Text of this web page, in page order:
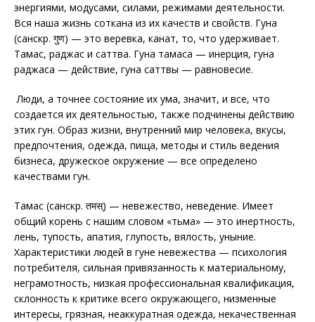
энергиями, модусами, силами, режимами деятельности.
Вся наша жизнь соткана из их качеств и свойств. Гуна
(санскр. गुण) — это веревка, канат, то, что удерживает.
Тамас, раджас и саттва. Гуна тамаса — инерция, гуна
раджаса — действие, гуна саттвы — равновесие.
Люди, а точнее состояние их ума, значит, и все, что
создается их деятельностью, также подчинены действию
этих гун. Образ жизни, внутренний мир человека, вкусы,
предпочтения, одежда, пища, методы и стиль ведения
бизнеса, дружеское окружение — все определено
качествами гун.
Тамас (санскр. तमस्) — невежество, неведение. Имеет
общий корень с нашим словом «тьма» — это инертность,
лень, тупость, апатия, глупость, вялость, уныние.
Характеристики людей в гуне невежества — психология
потребителя, сильная привязанность к материальному,
неграмотность, низкая профессиональная квалификация,
склонность к критике всего окружающего, низменные
интересы, грязная, неаккуратная одежда, некачественная